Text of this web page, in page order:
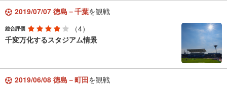
2019/07/07 徳島－千葉を観戦
総合評価
（4）
千変万化するスタジアム情景
2019/06/08 徳島－町田を観戦